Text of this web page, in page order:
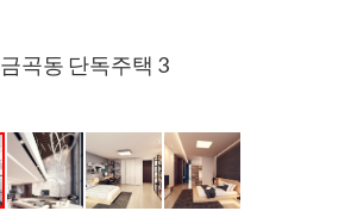
금곡동 단독주택 3